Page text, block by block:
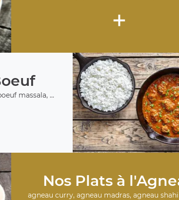
+
massala, ...
Nos Plats à
agneau curry, agneau madras, agneau